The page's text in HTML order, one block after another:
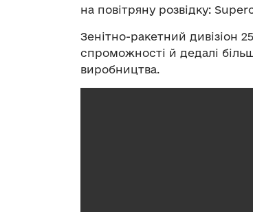
на повітряну розвідку:
Зенітно-ракетний дивізіон
спроможності й дедалі
виробництва.